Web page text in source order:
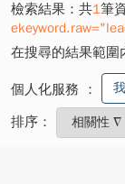
檢索結果：共1筆
在搜尋的結果範圍
個人化服務 ：
排序：